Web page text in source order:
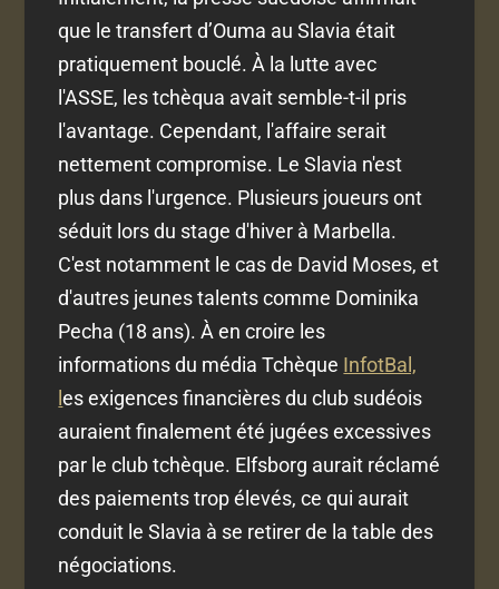
que le transfert d’Ouma au Slavia était
pratiquement bouclé. À la lutte avec
l'ASSE, les tchèqua avait semble-t-il pris
l'avantage. Cependant, l'affaire serait
nettement compromise. Le Slavia n'est
plus dans l'urgence. Plusieurs joueurs ont
séduit lors du stage d'hiver à Marbella.
C'est notamment le cas de David Moses, et
d'autres jeunes talents comme Dominika
Pecha (18 ans). À en croire les
informations du média Tchèque InfotBal,
les exigences financières du club sudéois
auraient finalement été jugées excessives
par le club tchèque. Elfsborg aurait réclamé
des paiements trop élevés, ce qui aurait
conduit le Slavia à se retirer de la table des
négociations.